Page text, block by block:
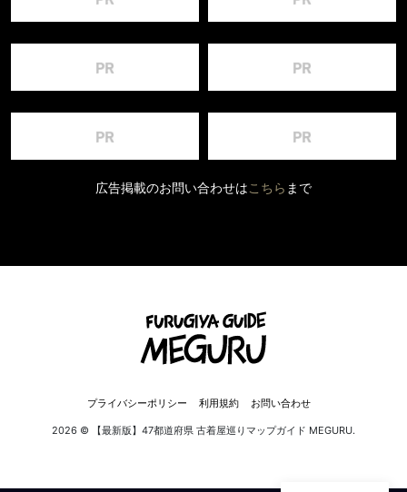
広告掲載のお問い合わせはこちら まで
プライバシーポリシー 利用規約 お問い合わせ
2026 © 【最新版】47都道府県 古着屋巡りマップガイド MEGURU.